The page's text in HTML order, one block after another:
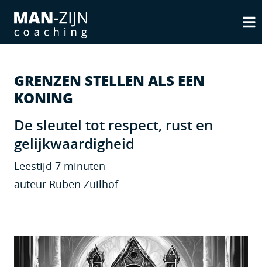
GRENZEN STELLEN ALS EEN
KONING
De sleutel tot respect, rust en
gelijkwaardigheid
Leestijd 7 minuten
auteur Ruben Zuilhof